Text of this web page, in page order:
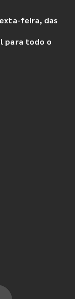
feira, das
para todo o